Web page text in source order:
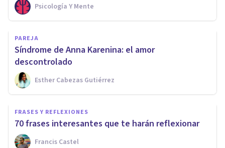
Psicología Y Mente
PAREJA
Síndrome de Anna Karenina: el amor
descontrolado
Esther Cabezas Gutiérrez
FRASES Y REFLEXIONES
70 frases interesantes que te harán reflexionar
Francis Castel